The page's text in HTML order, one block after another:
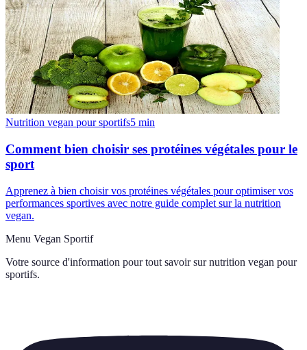
Nutrition vegan pour sportifs5 min
Comment bien choisir ses protéines végétales pour le
sport
Apprenez à bien choisir vos protéines végétales pour optimiser vos
performances sportives avec notre guide complet sur la nutrition
vegan.
Menu Vegan Sportif
Votre source d'information pour tout savoir sur nutrition vegan pour
sportifs.